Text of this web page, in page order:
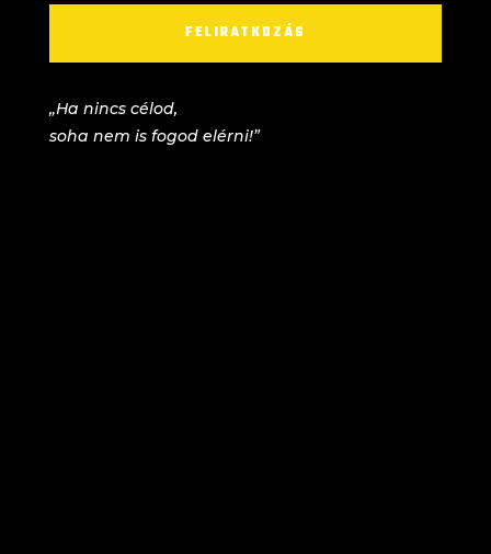
FELIRATKOZÁS
„Ha nincs célod,
soha nem is fogod elérni!”